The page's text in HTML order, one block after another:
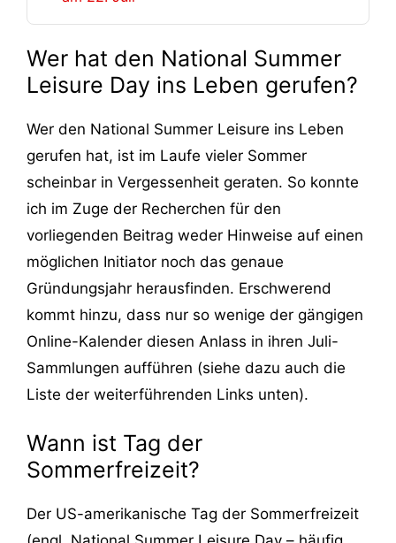
Wer hat den National Summer
Leisure Day ins Leben gerufen?
Wer den National Summer Leisure ins Leben
gerufen hat, ist im Laufe vieler Sommer
scheinbar in Vergessenheit geraten. So konnte
ich im Zuge der Recherchen für den
vorliegenden Beitrag weder Hinweise auf einen
möglichen Initiator noch das genaue
Gründungsjahr herausfinden. Erschwerend
kommt hinzu, dass nur so wenige der gängigen
Online-Kalender diesen Anlass in ihren Juli-
Sammlungen aufführen (siehe dazu auch die
Liste der weiterführenden Links unten).
Wann ist Tag der
Sommerfreizeit?
Der US-amerikanische Tag der Sommerfreizeit